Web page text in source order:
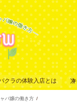
クラの体験入店とは
バ嬢の働き方